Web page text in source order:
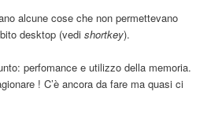
alcune cose che non permettevano
desktop (vedishortkey).
perfomance e utilizzo della memoria.
! C’è ancora da fare ma quasi ci